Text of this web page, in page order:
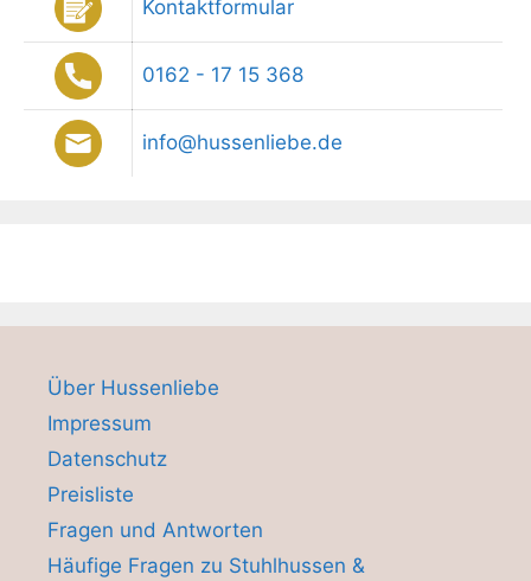
Kontaktformular
0162 - 17 15 368
info@hussenliebe.de
Über Hussenliebe
Impressum
Datenschutz
Preisliste
Fragen und Antworten
Häufige Fragen zu Stuhlhussen &